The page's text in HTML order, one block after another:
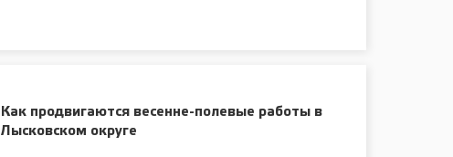
Как продвигаются весенне-полевые работы в
Лысковском округе